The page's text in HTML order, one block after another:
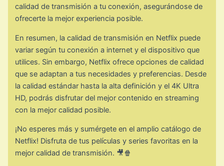
calidad de transmisión a tu conexión, asegurándose de
ofrecerte la mejor experiencia posible.
En resumen, la calidad de transmisión en Netflix puede
variar según tu conexión a internet y el dispositivo que
utilices. Sin embargo, Netflix ofrece opciones de calidad
que se adaptan a tus necesidades y preferencias. Desde
la calidad estándar hasta la alta definición y el 4K Ultra
HD, podrás disfrutar del mejor contenido en streaming
con la mejor calidad posible.
¡No esperes más y sumérgete en el amplio catálogo de
Netflix! Disfruta de tus películas y series favoritas en la
mejor calidad de transmisión. 🎥🍿